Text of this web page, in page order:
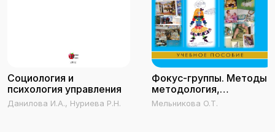
Социология и
психология управления
Данилова И.А., Нуриева Р.Н.
Фокус-группы. Методы,
методология,
моделирование
Мельникова О.Т.